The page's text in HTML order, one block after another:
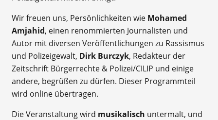
Wir freuen uns, Persönlichkeiten wie Mohamed
Amjahid, einen renommierten Journalisten und
Autor mit diversen Veröffentlichungen zu Rassismus
und Polizeigewalt, Dirk Burczyk, Redakteur der
Zeitschrift Bürgerrechte & Polizei/CILIP und einige
andere, begrüßen zu dürfen. Dieser Programmteil
wird online übertragen.
Die Veranstaltung wird musikalisch untermalt, und